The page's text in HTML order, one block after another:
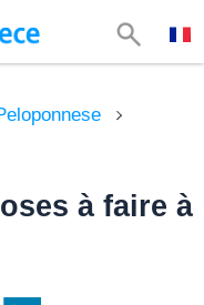
à faire à